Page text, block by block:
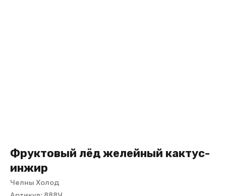
Фруктовый лёд желейный кактус-
инжир
Челны Холод